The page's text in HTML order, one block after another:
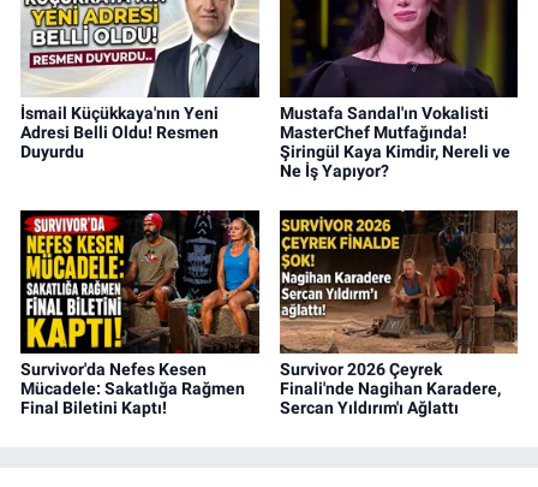
İsmail Küçükkaya'nın Yeni
Adresi Belli Oldu! Resmen
Duyurdu
Mustafa Sandal'ın Vokalisti
MasterChef Mutfağında!
Şiringül Kaya Kimdir, Nereli ve
Ne İş Yapıyor?
Survivor'da Nefes Kesen
Mücadele: Sakatlığa Rağmen
Final Biletini Kaptı!
Survivor 2026 Çeyrek
Finali'nde Nagihan Karadere,
Sercan Yıldırım'ı Ağlattı